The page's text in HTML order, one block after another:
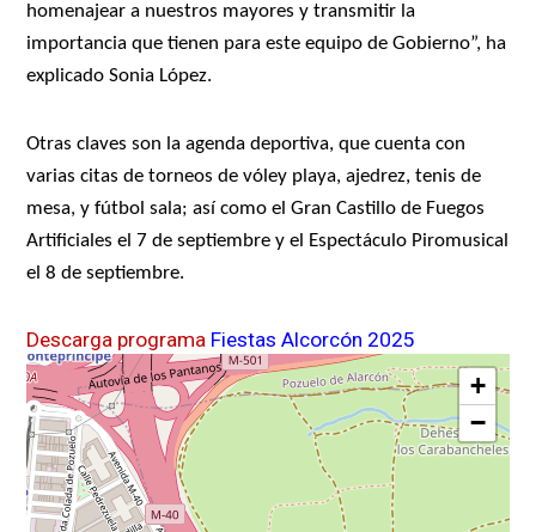
homenajear a nuestros mayores y transmitir la
importancia que tienen para este equipo de Gobierno”, ha
explicado Sonia López.
Otras claves son la agenda deportiva, que cuenta con
varias citas de torneos de vóley playa, ajedrez, tenis de
mesa, y fútbol sala; así como el Gran Castillo de Fuegos
Artificiales el 7 de septiembre y el Espectáculo Piromusical
el 8 de septiembre.
Descarga programa Fiestas Alcorcón 2025
+
−